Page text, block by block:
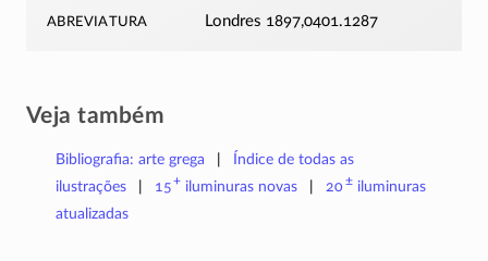
abreviatura Londres 1897,0401.1287
Veja também
Bibliografia: arte grega
Índice de todas as
ilustrações
15+ iluminuras novas 20±iluminuras
atualizadas